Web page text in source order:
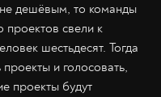
дешёвым, то команды
свели к
шестьдесят. Тогда
и голосовать,
проекты будут